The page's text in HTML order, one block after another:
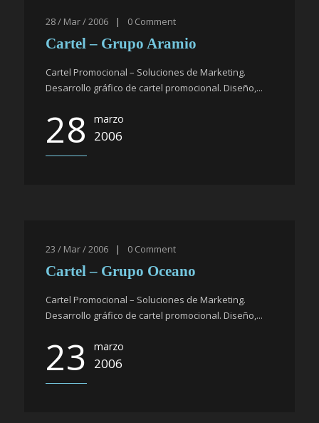
28 / Mar / 2006 | 0 Comment
Cartel – Grupo Aramio
Cartel Promocional – Soluciones de Marketing.
Desarrollo gráfico de cartel promocional. Diseño,...
28 marzo
2006
23 / Mar / 2006 | 0 Comment
Cartel – Grupo Oceano
Cartel Promocional – Soluciones de Marketing.
Desarrollo gráfico de cartel promocional. Diseño,...
23 marzo
2006